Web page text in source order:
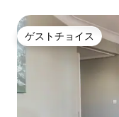
ゲストチョイス
ゲストチョイス